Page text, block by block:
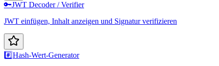
🔑JWT Decoder / Verifier
JWT einfügen, Inhalt anzeigen und Signatur verifizieren
#️⃣Hash-Wert-Generator